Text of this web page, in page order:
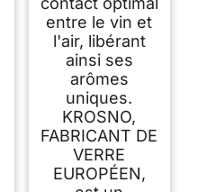
entre le vin et
l'air, libérant
ainsi ses
arômes
uniques.
KROSNO,
FABRICANT DE
VERRE
EUROPÉEN,